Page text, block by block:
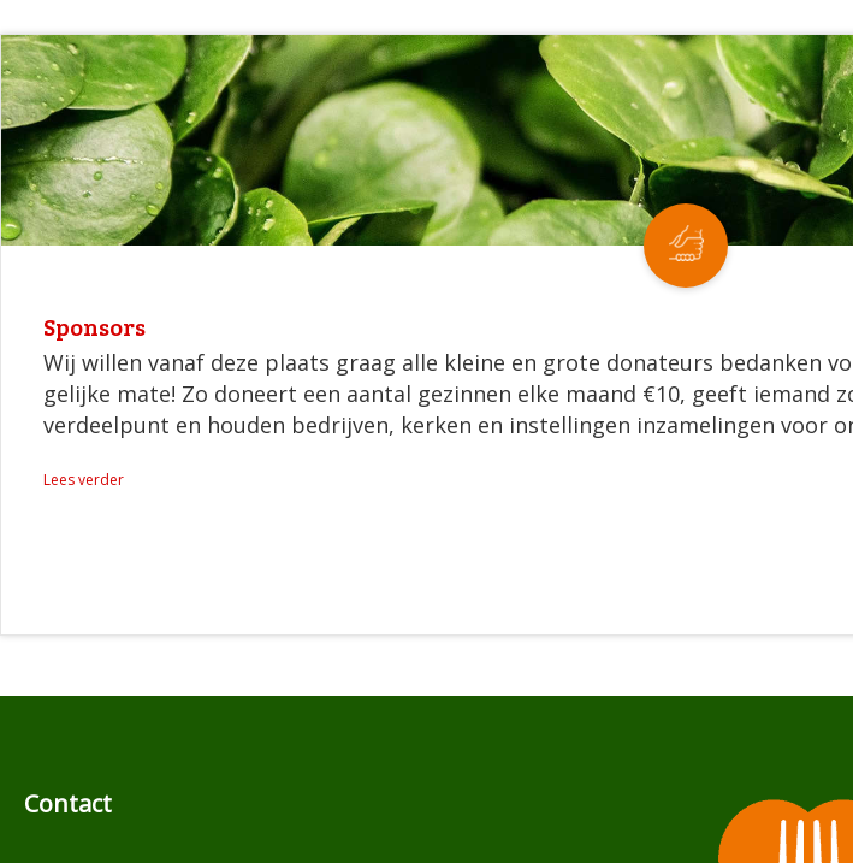
Sponsors
Wij willen vanaf deze plaats graag alle kleine en grote donateurs bedanken
gelijke mate! Zo doneert een aantal gezinnen elke maand €10, geeft iemand
verdeelpunt en houden bedrijven, kerken en instellingen inzamelingen voor
Lees verder
Contact